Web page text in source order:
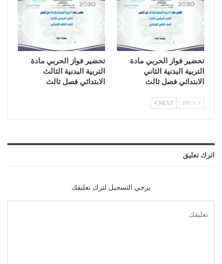
تحضير فواز الحربي مادة
التربية البدنية الثاني
الابتدائي فصل ثالث
تحضير فواز الحربي مادة
التربية البدنية الثالث
الابتدائي فصل ثالث
NEXT
اترك تعليق
يرجي التسجيل لترك تعليقك